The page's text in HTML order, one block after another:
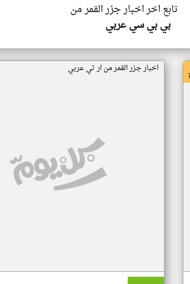
تابع اخر اخبار جزر القمر من
بي بي سي عربي
اخبار جزر القمر من ار تي عربي